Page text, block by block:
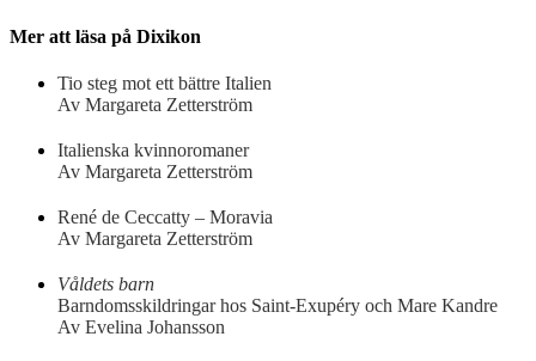
Mer att läsa på Dixikon
Tio steg mot ett bättre Italien
Av Margareta Zetterström
Italienska kvinnoromaner
Av Margareta Zetterström
René de Ceccatty – Moravia
Av Margareta Zetterström
Våldets barn
Barndomsskildringar hos Saint-Exupéry och Mare Kandre
Av Evelina Johansson